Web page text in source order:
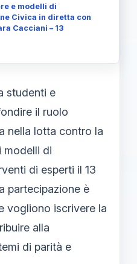
e modelli di
Civica in diretta con
Cacciani – 13
studenti e
il ruolo
nella lotta contro la
modelli di
di esperti il 13
partecipazione è
vogliono iscrivere la
alla
di parità e